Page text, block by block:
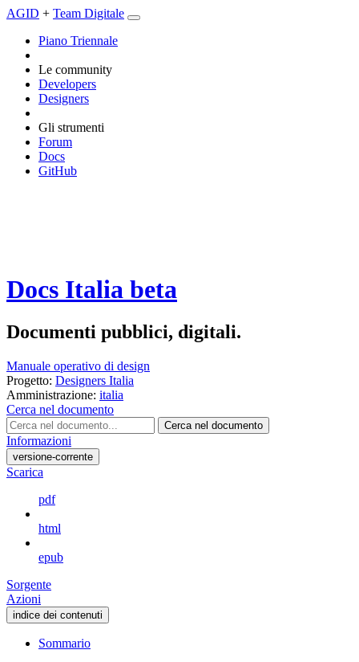
AGID + Team Digitale
Piano Triennale
Le community
Developers
Designers
Gli strumenti
Forum
Docs
GitHub
Docs Italia beta
Documenti pubblici, digitali.
Manuale operativo di design
Progetto: Designers Italia
Amministrazione: italia
Cerca nel documento
Cerca nel documento
Informazioni
versione-corrente
Scarica
pdf
html
epub
Sorgente
Azioni
indice dei contenuti
Sommario